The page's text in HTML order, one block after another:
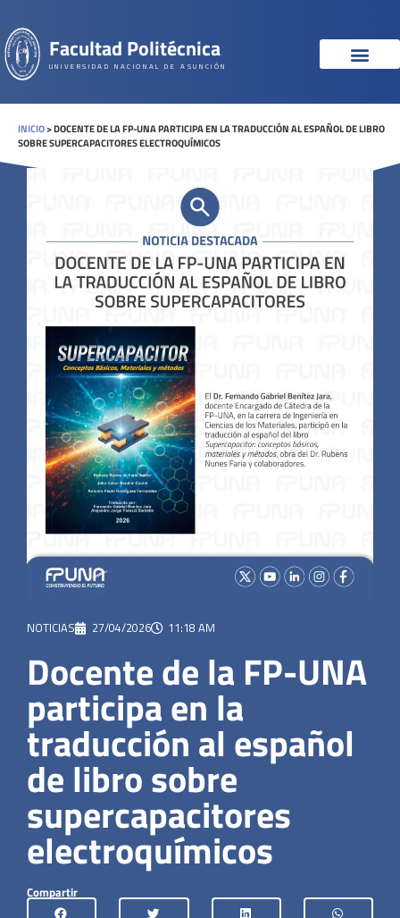
Facultad Politécnica
UNIVERSIDAD NACIONAL DE ASUNCIÓN
INICIO>DOCENTE DE LA FP-UNA PARTICIPA EN LA TRADUCCIÓN AL ESPAÑOL DE LIBRO
SOBRE SUPERCAPACITORES ELECTROQUÍMICOS
NOTICIAS 27/04/2026 11:18 AM
Docente de la FP-UNA
participa en la
traducción al español
de libro sobre
supercapacitores
electroquímicos
Compartir